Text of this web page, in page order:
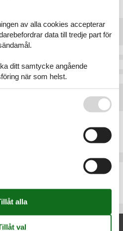
av alla cookies accepterar
data till tredje part för
ditt samtycke angående
när som helst.